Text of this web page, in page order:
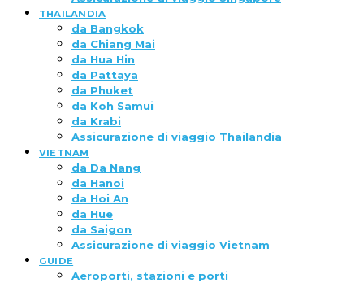
THAILANDIA
da Bangkok
da Chiang Mai
da Hua Hin
da Pattaya
da Phuket
da Koh Samui
da Krabi
Assicurazione di viaggio Thailandia
VIETNAM
da Da Nang
da Hanoi
da Hoi An
da Hue
da Saigon
Assicurazione di viaggio Vietnam
GUIDE
Aeroporti, stazioni e porti